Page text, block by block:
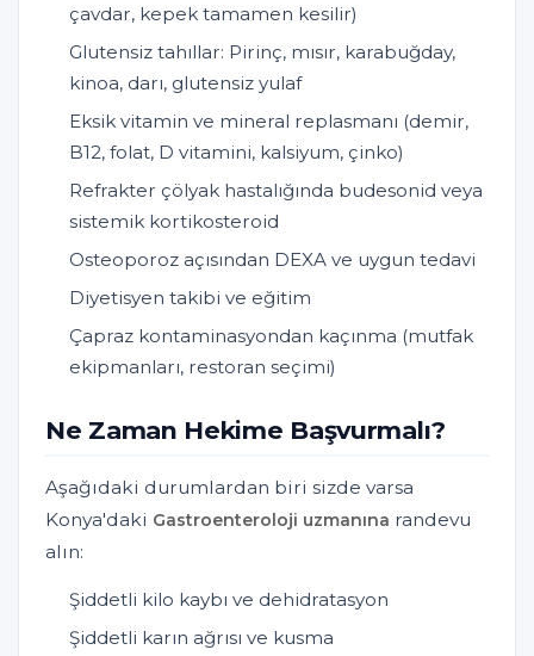
çavdar, kepek tamamen kesilir)
Glutensiz tahıllar: Pirinç, mısır, karabuğday,
kinoa, darı, glutensiz yulaf
Eksik vitamin ve mineral replasmanı (demir,
B12, folat, D vitamini, kalsiyum, çinko)
Refrakter çölyak hastalığında budesonid veya
sistemik kortikosteroid
Osteoporoz açısından DEXA ve uygun tedavi
Diyetisyen takibi ve eğitim
Çapraz kontaminasyondan kaçınma (mutfak
ekipmanları, restoran seçimi)
Ne Zaman Hekime Başvurmalı?
Aşağıdaki durumlardan biri sizde varsa
Konya'daki Gastroenteroloji uzmanına randevu
alın:
Şiddetli kilo kaybı ve dehidratasyon
Şiddetli karın ağrısı ve kusma